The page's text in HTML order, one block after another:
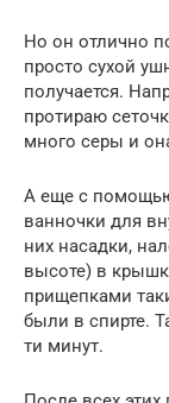
Но он отлично
просто сухой
получается.
протираю
много серы и
А еще с
ванночки для
них насадки,
высоте) в
прищепками
были в спирте.
ти минут.